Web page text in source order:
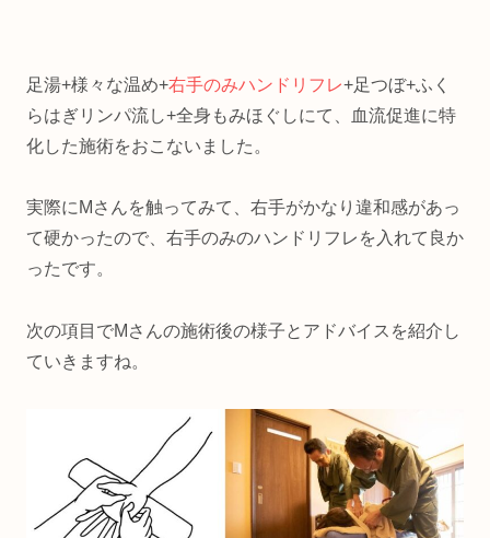
足湯+様々な温め+右手のみハンドリフレ+足つぼ+ふく
らはぎリンパ流し+全身もみほぐしにて、血流促進に特
化した施術をおこないました。
実際にMさんを触ってみて、右手がかなり違和感があっ
て硬かったので、右手のみのハンドリフレを入れて良か
ったです。
次の項目でMさんの施術後の様子とアドバイスを紹介し
ていきますね。